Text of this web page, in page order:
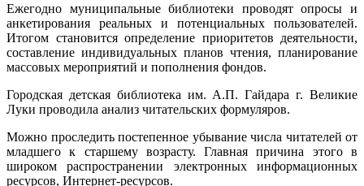
Ежегодно муниципальные библиотеки проводят опросы и
анкетирования реальных и потенциальных пользователей.
Итогом становится определение приоритетов деятельности,
составление индивидуальных планов чтения, планирование
массовых мероприятий и пополнения фондов.
Городская детская библиотека им. А.П. Гайдара г. Великие
Луки проводила анализ читательских формуляров.
Можно проследить постепенное убывание числа читателей от
младшего к старшему возрасту. Главная причина этого в
широком распространении электронных информационных
ресурсов, Интернет-ресурсов.